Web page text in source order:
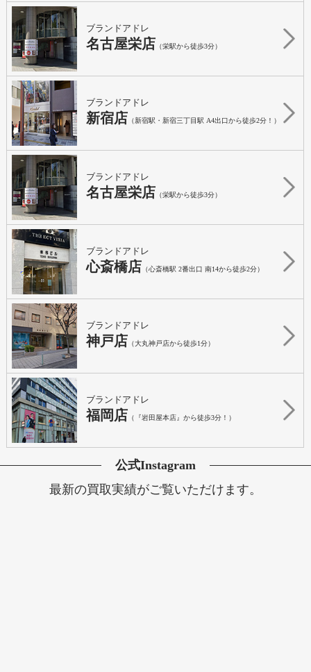
ブランドアドレ
名古屋栄店 （栄駅から徒歩3分）
ブランドアドレ
新宿店 （新宿駅・新宿三丁目駅 A4出口から徒歩2分！）
ブランドアドレ
名古屋栄店 （栄駅から徒歩3分）
ブランドアドレ
心斎橋店 （心斎橋駅 2番出口 南14から徒歩2分）
ブランドアドレ
神戸店 （大丸神戸店から徒歩1分）
ブランドアドレ
福岡店 （『岩田屋本店』から徒歩3分！）
公式Instagram
最新の買取実績がご覧いただけます。